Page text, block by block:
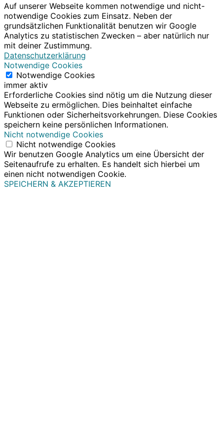
Auf unserer Webseite kommen notwendige und nicht-
notwendige Cookies zum Einsatz. Neben der
grundsätzlichen Funktionalität benutzen wir Google
Analytics zu statistischen Zwecken – aber natürlich nur
mit deiner Zustimmung.
Datenschutzerklärung
Notwendige Cookies
Notwendige Cookies
immer aktiv
Erforderliche Cookies sind nötig um die Nutzung dieser
Webseite zu ermöglichen. Dies beinhaltet einfache
Funktionen oder Sicherheitsvorkehrungen. Diese Cookies
speichern keine persönlichen Informationen.
Nicht notwendige Cookies
Nicht notwendige Cookies
Wir benutzen Google Analytics um eine Übersicht der
Seitenaufrufe zu erhalten. Es handelt sich hierbei um
einen nicht notwendigen Cookie.
SPEICHERN & AKZEPTIEREN